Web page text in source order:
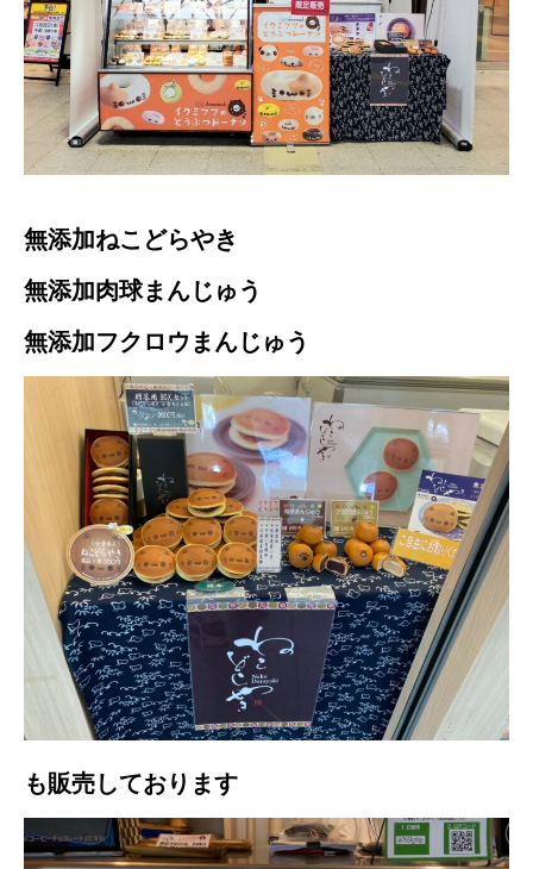
無添加ねこどらやき
無添加肉球まんじゅう
無添加フクロウまんじゅう
も販売しております